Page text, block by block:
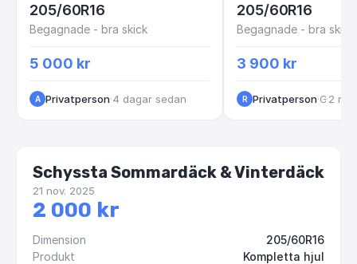
205/60R16
Begagnade - bra skick
5 000 kr
A Privatperson·4 dagar sedan
205/60R16
Begagnade - bra skick
3 900 kr
R Privatperson· Göteborg
·2
Schyssta Sommardäck & Vinterdäck
21 nov. 2025
2 000 kr
Dimension
205/60R16
Produkt
Kompletta hjul